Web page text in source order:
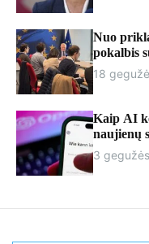
Nuo
pokalbis
18
Kaip AI
naujienų
3